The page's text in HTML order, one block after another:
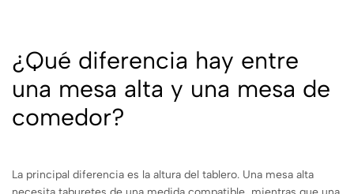
¿Qué diferencia hay entre
una mesa alta y una mesa de
comedor?
La principal diferencia es la altura del tablero. Una mesa alta